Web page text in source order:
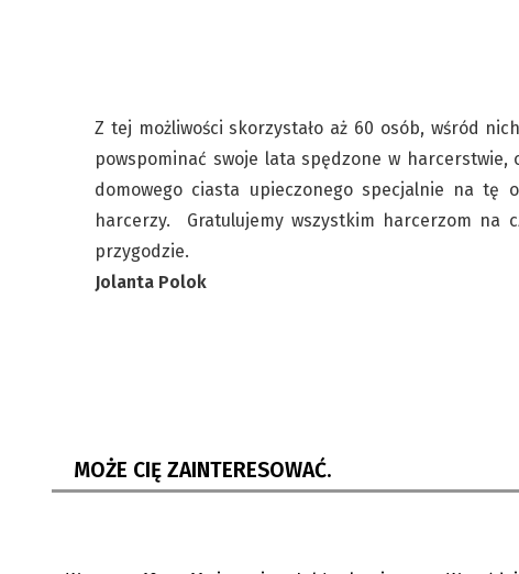
Z tej możliwości skorzystało aż 60 osób, wśród
powspominać swoje lata spędzone w
domowego ciasta upieczonego specjalnie na tę
harcerzy. Gratulujemy wszystkim harcerzom na
przygodzie.
Jolanta Polok
MOŻE CIĘ ZAINTERESOWAĆ.
tymczasowym